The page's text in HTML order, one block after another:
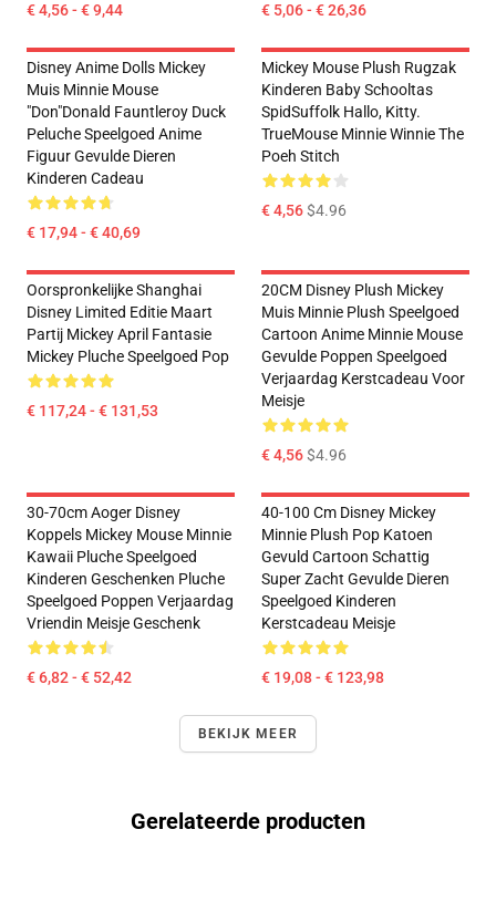
€ 4,56 - € 9,44 € 5,06 - € 26,36
Disney Anime Dolls Mickey
Muis Minnie Mouse
"Don"Donald Fauntleroy Duck
Peluche Speelgoed Anime
Figuur Gevulde Dieren
Kinderen Cadeau
€ 17,94 - € 40,69
Mickey Mouse Plush Rugzak
Kinderen Baby Schooltas
SpidSuffolk Hallo, Kitty.
TrueMouse Minnie Winnie The
Poeh Stitch
€ 4,56$4.96
Oorspronkelijke Shanghai
Disney Limited Editie Maart
Partij Mickey April Fantasie
Mickey Pluche Speelgoed Pop
€ 117,24 - € 131,53
20CM Disney Plush Mickey
Muis Minnie Plush Speelgoed
Cartoon Anime Minnie Mouse
Gevulde Poppen Speelgoed
Verjaardag Kerstcadeau Voor
Meisje
€ 4,56$4.96
30-70cm Aoger Disney
Koppels Mickey Mouse Minnie
Kawaii Pluche Speelgoed
Kinderen Geschenken Pluche
Speelgoed Poppen Verjaardag
Vriendin Meisje Geschenk
€ 6,82 - € 52,42
40-100 Cm Disney Mickey
Minnie Plush Pop Katoen
Gevuld Cartoon Schattig
Super Zacht Gevulde Dieren
Speelgoed Kinderen
Kerstcadeau Meisje
€ 19,08 - € 123,98
BEKIJK MEER
Gerelateerde producten